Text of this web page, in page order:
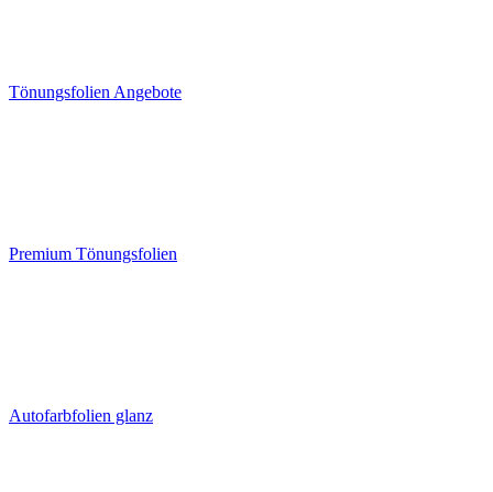
Tönungsfolien Angebote
Premium Tönungsfolien
Autofarbfolien glanz